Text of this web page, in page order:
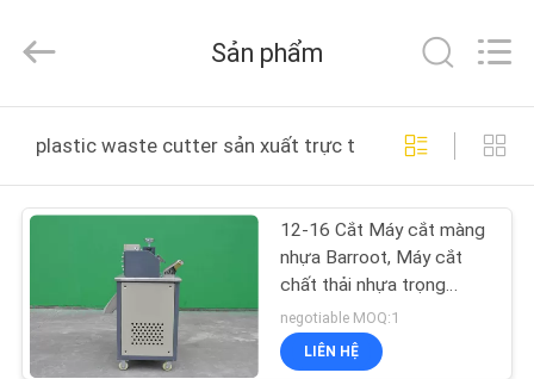
CHỦ
PHẨM
INDUSTRIAL
TRADE
Rights
Developed
Sản phẩm
plastic waste cutter sản xuất trực tuyến
12-16 Cắt Máy cắt màng
nhựa Barroot, Máy cắt
chất thải nhựa trọng
lượng 270kg
negotiable MOQ:1
LIÊN HỆ